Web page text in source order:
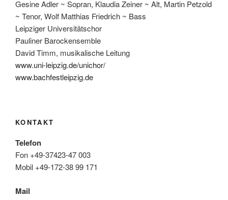
Gesine Adler ~ Sopran, Klaudia Zeiner ~ Alt, Martin Petzold
~ Tenor, Wolf Matthias Friedrich ~ Bass
Leipziger Universitätschor
Pauliner Barockensemble
David Timm, musikalische Leitung
www.uni-leipzig.de/unichor/
www.bachfestleipzig.de
KONTAKT
Telefon
Fon +49-37423-47 003
Mobil +49-172-38 99 171
Mail